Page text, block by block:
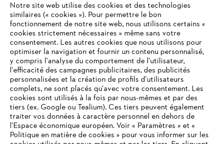
L'Entreprise
STIHL FAQ
Contact
Notre site web utilise des cookies et des technologies
similaires (« cookies »). Pour permettre le bon
fonctionnement de notre site web, nous utilisons certains «
cookies strictement nécessaires » même sans votre
consentement. Les autres cookies que nous utilisons pour
optimiser la navigation et fournir un contenu personnalisé,
y compris l'analyse du comportement de l'utilisateur,
l'efficacité des campagnes publicitaires, des publicités
personnalisées et la création de profils d'utilisateurs
complets, ne sont placés qu'avec votre consentement. Les
cookies sont utilisés à la fois par nous-mêmes et par des
tiers (ex. Google ou Tealium). Ces tiers peuvent également
traiter vos données à caractère personnel en dehors de
l’Espace économique européen. Voir « Paramètres » et «
Politique en matière de cookies » pour vous informer sur les